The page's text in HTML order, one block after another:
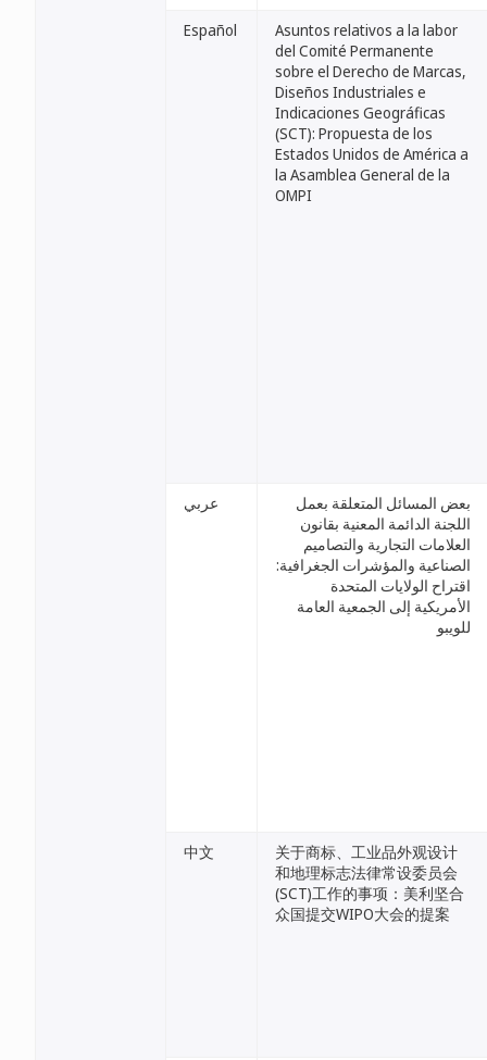
Español
Asuntos relativos a la labor
del Comité Permanente
sobre el Derecho de Marcas,
Diseños Industriales e
Indicaciones Geográficas
(SCT): Propuesta de los
Estados Unidos de América a
la Asamblea General de la
OMPI
عربي
بعض المسائل المتعلقة بعمل
اللجنة الدائمة المعنية بقانون
العلامات التجارية والتصاميم
الصناعية والمؤشرات الجغرافية:
اقتراح الولايات المتحدة
الأمريكية إلى الجمعية العامة
للويبو
中文
关于商标、工业品外观设计
和地理标志法律常设委员会
(SCT)工作的事项：美利坚合
众国提交WIPO大会的提案